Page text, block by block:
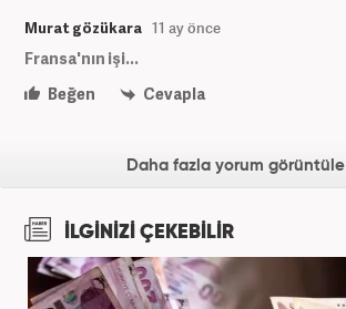
Murat gözükara 11 ay önce
Fransa'nın işi...
Beğen
Cevapla
Daha fazla yorum görüntüle
İLGİNİZİ ÇEKEBİLİR